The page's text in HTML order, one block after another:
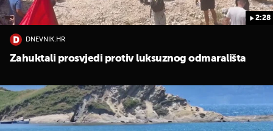
2:28
DNEVNIK.HR
Zahuktali prosvjedi protiv luksuznog odmarališta